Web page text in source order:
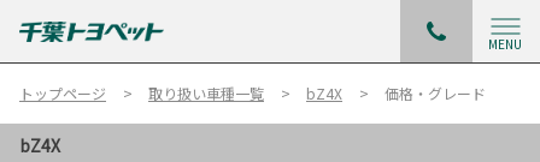
MENU
トップページ 取り扱い車種一覧 bZ4X 価格・グレード
bZ4X